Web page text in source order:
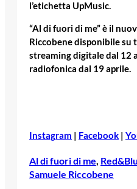
l’etichetta UpMusic.
“Al di fuori di me” è il
Riccobene disponibile
streaming digitale dal 12
radiofonica dal 19 aprile.
Instagram | Facebook |
Al di fuori di me
Samuele Riccobene